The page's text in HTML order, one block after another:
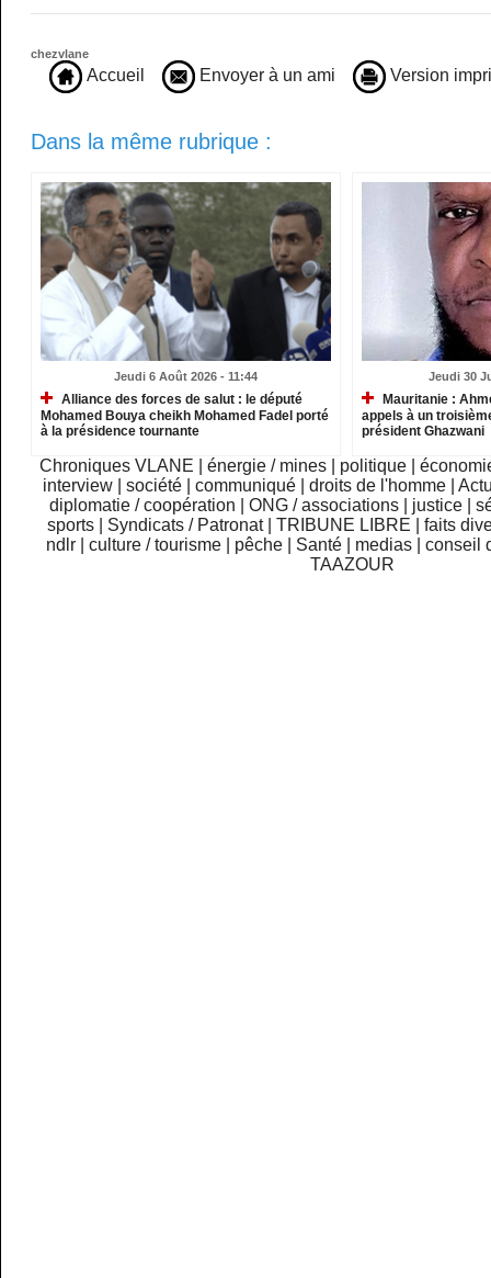
chezvlane
Accueil Envoyer à un ami Version
Dans la même rubrique :
Jeudi 6 Août 2026 - 11:44
Alliance des forces de salut : le député
Mohamed Bouya cheikh Mohamed Fadel porté
à la présidence tournante
Jeudi 30
Mauritanie :
appels à un
président Ghazwani
Chroniques VLANE énergie / mines politique
interview
|société |communiqué |droits de l'homme |
diplomatie / coopération
ONG / associations justice
sports
Syndicats / Patronat TRIBUNE LIBRE
faits
ndlr
|culture / tourisme pêche Santé medias |conseil
TAAZOUR